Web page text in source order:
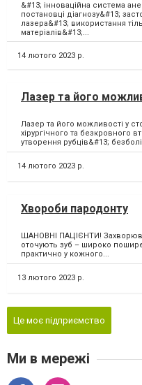
&#13; інноваційна система
постановці діагнозу&#13;
лазера&#13; використання
матеріалів&#13;...
14 лютого 2023 р.
Лазер та його
Лазер та його можливості у
хірургічного та безкровного
утворення рубців&#13;
14 лютого 2023 р.
Хвороби пародонту
ШАНОВНІ ПАЦІЄНТИ!
оточують зуб – широко
практично у кожного...
13 лютого 2023 р.
Це моє підприємство
Ми в мережі